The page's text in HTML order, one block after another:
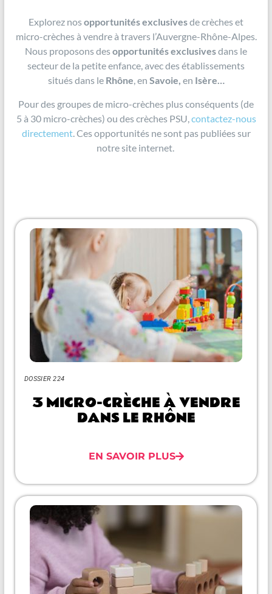
Explorez nosopportunités exclusivesde crèches et
micro-crèches à vendre à travers l’Auvergne-Rhône-Alpes.
Nous proposons desopportunités exclusivesdans le
secteur de la petite enfance, avec des établissements
situés dans le Rhône, en Savoie, en Isère…
Pour des groupes de micro-crèches plus conséquents (de
5 à 30 micro-crèches) ou des crèches PSU,contactez-nous
directement. Ces opportunités ne sont pas publiées sur
notre site internet.
DOSSIER 224
3 MICRO-CRÈCHE À VENDRE
DANS LE RHÔNE
EN SAVOIR PLUS